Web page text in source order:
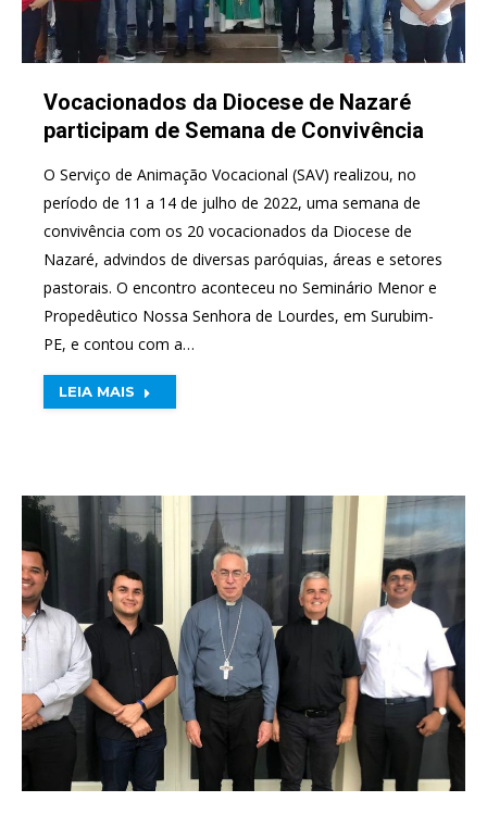
Vocacionados da Diocese de Nazaré
participam de Semana de Convivência
O Serviço de Animação Vocacional (SAV) realizou, no
período de 11 a 14 de julho de 2022, uma semana de
convivência com os 20 vocacionados da Diocese de
Nazaré, advindos de diversas paróquias, áreas e setores
pastorais. O encontro aconteceu no Seminário Menor e
Propedêutico Nossa Senhora de Lourdes, em Surubim-
PE, e contou com a…
LEIA MAIS